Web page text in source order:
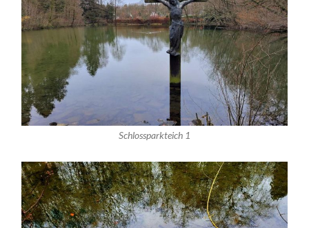
Schlossparkteich 1